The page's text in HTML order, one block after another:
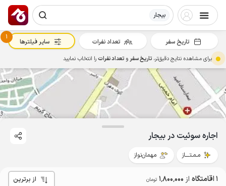
بیجار
1.8میلیون ت
اجاره سوئیت در بیجار
مـمـتــــاز مهمان‌نواز
1 اقامتگاه از 1٬800٬000 تومان از برترین
تاریخ سفر تعداد نفرات
1
سایر فیلترها
برای مشاهده نتایج دقیق‌تر، تاریخ سفرو تعداد نفراترا انتخاب نمایید